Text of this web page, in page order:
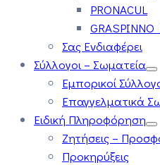
PRONACUL
GRASPINNO
Σας Ενδιαφέρει
Σύλλογοι – Σωματεία
Εμπορικοί
Επαγγελματικά
Ειδική Πληροφόρηση
Ζητήσεις –
Προκηρύξεις